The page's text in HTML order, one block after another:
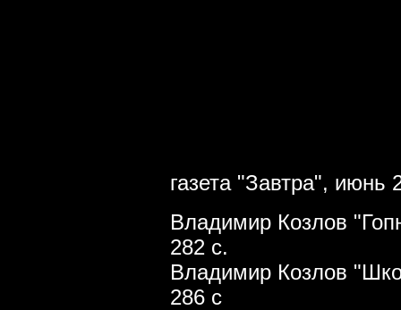
газета "Завтра", июнь
Владимир Козлов
282 с.
Владимир Козлов
286 с